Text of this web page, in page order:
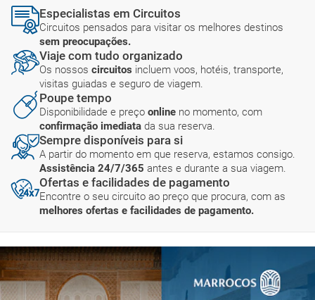
Especialistas em Circuitos
Circuitos pensados para visitar os melhores destinos
sem preocupações.
Viaje com tudo organizado
Os nossos circuitos incluem voos, hotéis, transporte,
visitas guiadas e seguro de viagem.
Poupe tempo
Disponibilidade e preço online no momento, com
confirmação imediata da sua reserva.
Sempre disponíveis para si
A partir do momento em que reserva, estamos consigo.
Assistência 24/7/365 antes e durante a sua viagem.
Ofertas e facilidades de pagamento
Encontre o seu circuito ao preço que procura, com as
melhores ofertas e facilidades de pagamento.